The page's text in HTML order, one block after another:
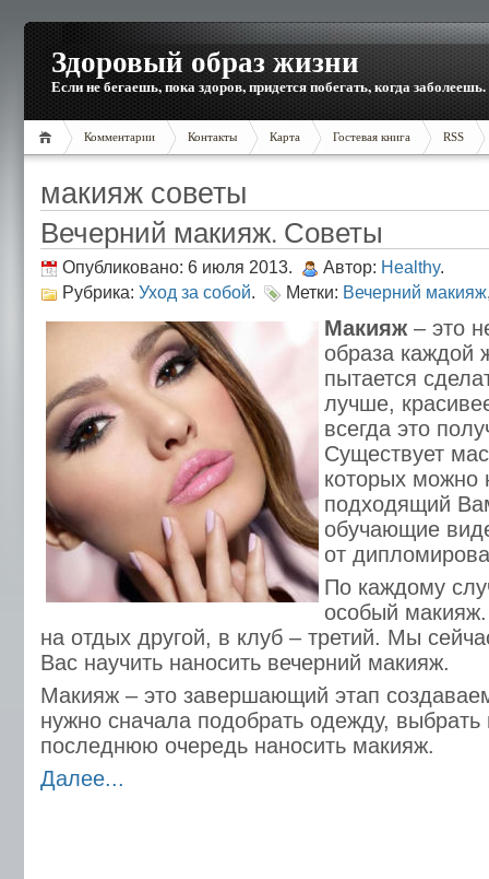
Здоровый образ жизни
Если не бегаешь, пока здоров, придется побегать, когда заболеешь.
Комментарии Контакты Карта Гостевая книга RSS
макияж советы
Вечерний макияж. Советы
Опубликовано: 6 июля 2013. Автор: Healthy.
Рубрика: Уход за собой. Метки: Вечерний макияж
Макияж – это
образа
пытается
лучше,
всегда это
Существует
которых можно
подходящий
обучающие
от
По каждому
особый
на отдых другой, в клуб – третий. Мы
Вас научить наносить вечерний макияж.
Макияж – это завершающий этап
нужно сначала подобрать одежду, выбрать
последнюю очередь наносить макияж.
Далее...